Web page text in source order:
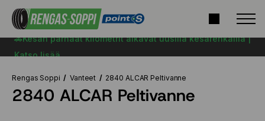
🚗Kesän parhaat kilometrit alkavat uusilla kesärenkailla |
Katso lisää
Rengas Soppi Vanteet 2840 ALCAR Peltivanne
2840 ALCAR Peltivanne